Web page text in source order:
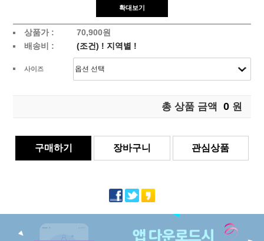
확대보기
상품가 :
70,900원
배송비 :
(조건) ! 지역별 !
사이즈
총 상품 금액 0 원
구매하기 장바구니 관심상품